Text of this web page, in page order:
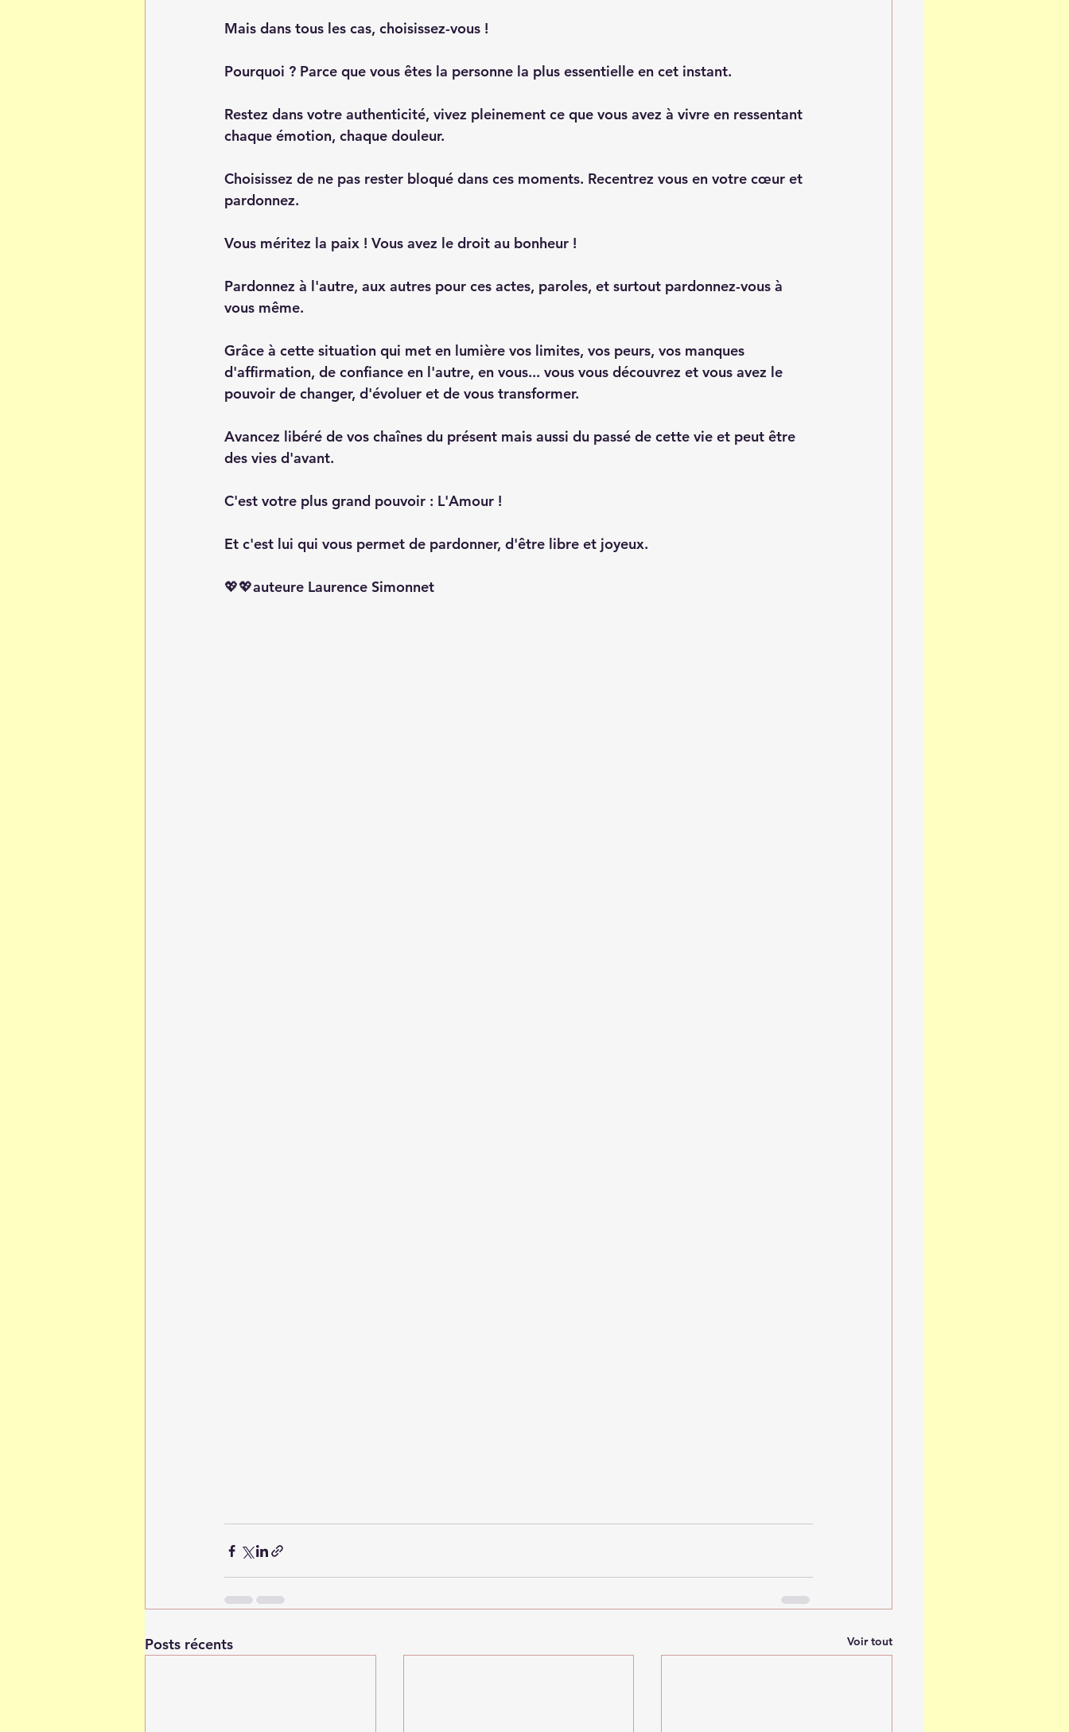
Mais dans tous les cas, choisissez-vous !
Pourquoi ? Parce que vous êtes la personne la plus essentielle en cet instant.
Restez dans votre authenticité, vivez pleinement ce que vous avez à vivre en ressentant
chaque émotion, chaque douleur.
Choisissez de ne pas rester bloqué dans ces moments. Recentrez vous en votre cœur et
pardonnez.
Vous méritez la paix ! Vous avez le droit au bonheur !
Pardonnez à l'autre, aux autres pour ces actes, paroles, et surtout pardonnez-vous à
vous même.
Grâce à cette situation qui met en lumière vos limites, vos peurs, vos manques
d'affirmation, de confiance en l'autre, en vous... vous vous découvrez et vous avez le
pouvoir de changer, d'évoluer et de vous transformer.
Avancez libéré de vos chaînes du présent mais aussi du passé de cette vie et peut être
des vies d'avant.
C'est votre plus grand pouvoir : L'Amour !
Et c'est lui qui vous permet de pardonner, d'être libre et joyeux.
💖💖auteure Laurence Simonnet
Posts récents Voir tout